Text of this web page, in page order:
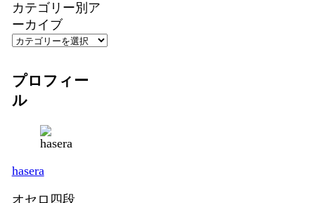
カテゴリー別ア
ーカイブ
プロフィー
ル
hasera
オセロ四段